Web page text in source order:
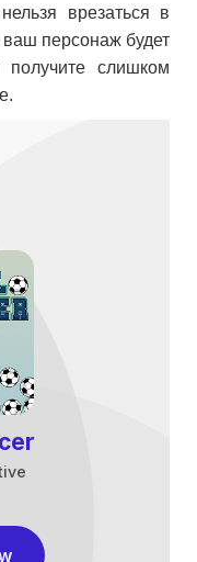
врезаться в
ваш персонаж будет
получите слишком